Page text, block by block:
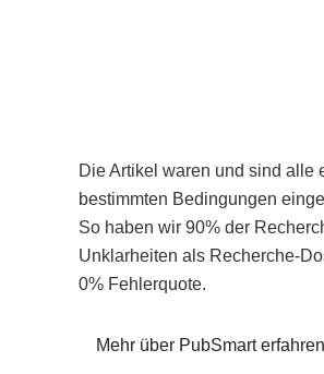
Die Artikel waren und sind alle
bestimmten Bedingungen
So haben wir 90% der
Unklarheiten als Recherche-
0% Fehlerquote.
Mehr über PubSmart erfahren